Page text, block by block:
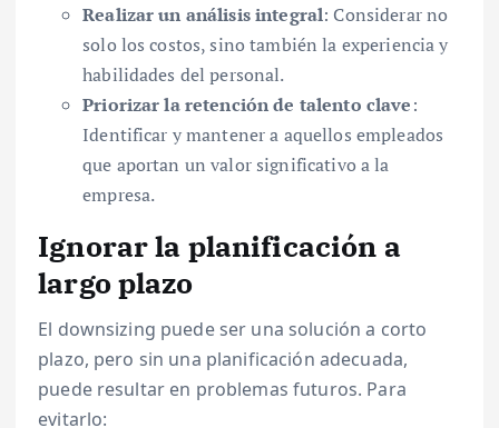
Realizar un análisis integral: Considerar no
solo los costos, sino también la experiencia y
habilidades del personal.
Priorizar la retención de talento clave:
Identificar y mantener a aquellos empleados
que aportan un valor significativo a la
empresa.
Ignorar la planificación a
largo plazo
El downsizing puede ser una solución a corto
plazo, pero sin una planificación adecuada,
puede resultar en problemas futuros. Para
evitarlo: